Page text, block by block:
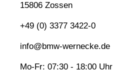
15806 Zossen
+49 (0) 3377 3422-0
info@bmw-wernecke.de
Mo-Fr: 07:30 - 18:00 Uhr